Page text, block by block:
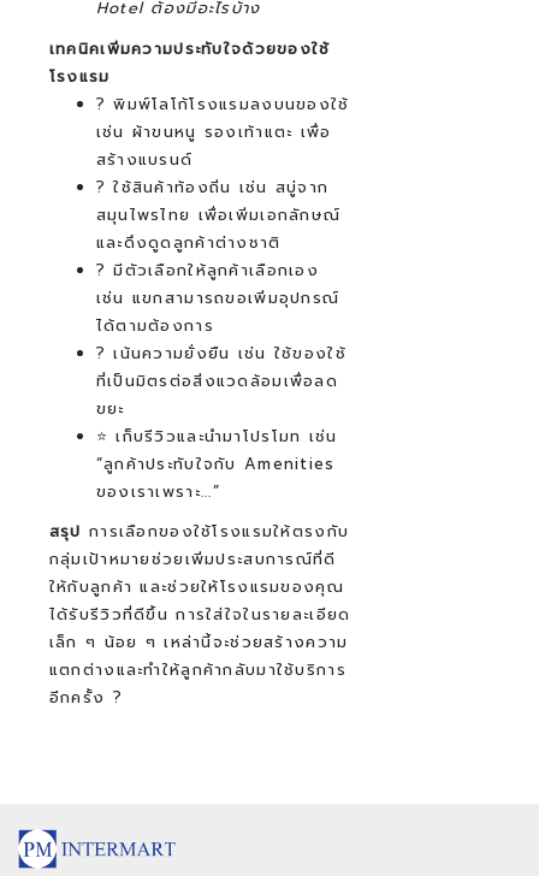
Hotel ต้องมีอะไรบ้าง
เทคนิคเพิ่มความประทับใจด้วยของใช้
โรงแรม
? พิมพ์โลโก้โรงแรมลงบนของใช้
เช่น ผ้าขนหนู รองเท้าแตะ เพื่อ
สร้างแบรนด์
? ใช้สินค้าท้องถิ่น เช่น สบู่จาก
สมุนไพรไทย เพื่อเพิ่มเอกลักษณ์
และดึงดูดลูกค้าต่างชาติ
? มีตัวเลือกให้ลูกค้าเลือกเอง
เช่น แขกสามารถขอเพิ่มอุปกรณ์
ได้ตามต้องการ
? เน้นความยั่งยืน เช่น ใช้ของใช้
ที่เป็นมิตรต่อสิ่งแวดล้อมเพื่อลด
ขยะ
⭐ เก็บรีวิวและนำมาโปรโมท เช่น
“ลูกค้าประทับใจกับ Amenities
ของเราเพราะ...”
สรุป การเลือกของใช้โรงแรมให้ตรงกับ
กลุ่มเป้าหมายช่วยเพิ่มประสบการณ์ที่ดี
ให้กับลูกค้า และช่วยให้โรงแรมของคุณ
ได้รับรีวิวที่ดีขึ้น การใส่ใจในรายละเอียด
เล็ก ๆ น้อย ๆ เหล่านี้จะช่วยสร้างความ
แตกต่างและทำให้ลูกค้ากลับมาใช้บริการ
อีกครั้ง ?